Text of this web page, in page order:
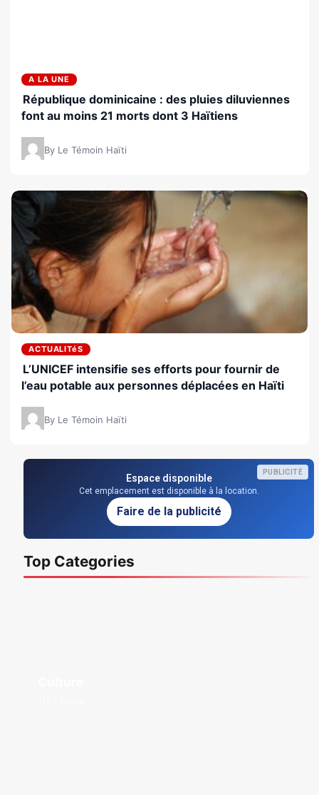
A LA UNE
République dominicaine : des pluies diluviennes
font au moins 21 morts dont 3 Haïtiens
By Le Témoin Haïti
ACTUALITéS
L’UNICEF intensifie ses efforts pour fournir de
l’eau potable aux personnes déplacées en Haïti
By Le Témoin Haïti
PUBLICITÉ
Espace disponible
Cet emplacement est disponible à la location.
Faire de la publicité
Top Categories